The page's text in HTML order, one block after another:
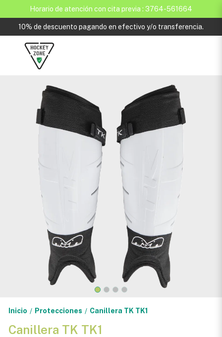
Horario de atención con cita previa : 3764-561664
10% de descuento pagando en efectivo y/o transferencia.
Inicio / Protecciones / Canillera TK TK1
Canillera TK TK1